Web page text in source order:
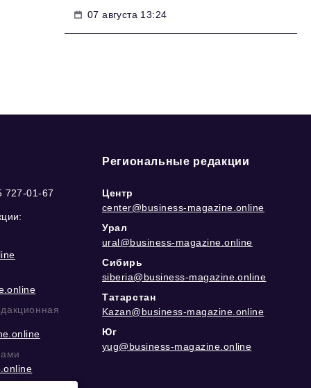
07 августа 13:24
727-01-67
Региональные редакции
Центр
center@business-magazine.online
Урал
ural@business-magazine.online
Сибирь
siberia@business-magazine.online
Татарстан
Kazan@business-magazine.online
Юг
yug@business-magazine.online